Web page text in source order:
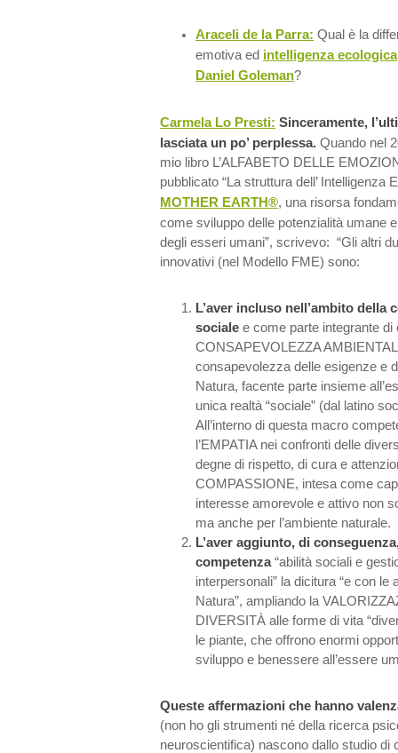
Araceli de la Parra: Qual è la
emotiva ed intelligenza ecologica
Daniel Goleman?
Carmela Lo Presti: Sinceramente,
lasciata un po’ perplessa. Quando nel
mio libro L’ALFABETO DELLE
pubblicato “La struttura dell’ Intelligenza
MOTHER EARTH®, una risorsa
come sviluppo delle potenzialità umane
degli esseri umani”, scrivevo: “Gli altri
innovativi (nel Modello FME) sono:
L’aver incluso nell’ambito della
sociale e come parte integrante di
CONSAPEVOLEZZA
consapevolezza delle esigenze e
Natura, facente parte insieme
unica realtà “sociale” (dal latino
All’interno di questa macro
l’EMPATIA nei confronti delle
degne di rispetto, di cura e
COMPASSIONE, intesa come
interesse amorevole e attivo non
ma anche per l’ambiente naturale.
L’aver aggiunto, di
competenza“abilità sociali e
interpersonali” la dicitura “e con le
Natura”, ampliando la
DIVERSITÀ alle forme di vita
le piante, che offrono enormi
sviluppo e benessere all’essere
Queste affermazioni che hanno
(non ho gli strumenti né della ricerca
neuroscientifica) nascono dallo studio di